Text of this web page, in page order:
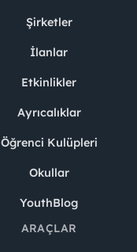
Şirketler
İlanlar
Etkinlikler
Ayrıcalıklar
Öğrenci Kulüpleri
Okullar
YouthBlog
ARAÇLAR